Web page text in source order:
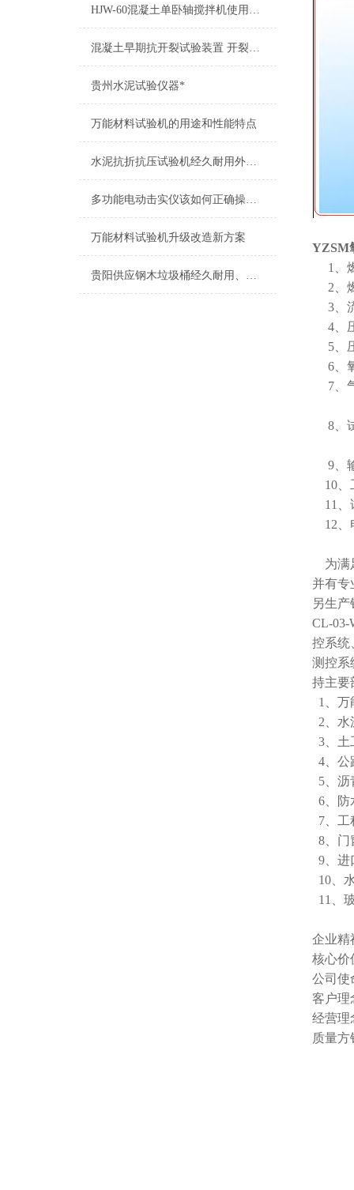
HJW-60混凝土单卧轴搅拌机使用电源220V±10%
混凝土早期抗开裂试验装置 开裂试模
贵州水泥试验仪器*
万能材料试验机的用途和性能特点
水泥抗折抗压试验机经久耐用外观新颖大气
多功能电动击实仪该如何正确操作呢？
万能材料试验机升级改造新方案
贵阳供应钢木垃圾桶经久耐用、抗腐蚀、外观新颖
YZSM
1、
2、
3、
4、
5、
6、
7、
8、
9、
10、
11、
12、
为满
并有专
另生产
CL-03-
控系统
测控系
持主要
1、
2、水
3、土
4、公
5、沥
6、防
7、工
8、门
9、进
10、
11、
企业精
核心价
公司使
客户理
经营理
质量